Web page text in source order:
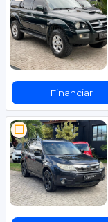
Financiar